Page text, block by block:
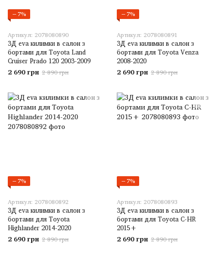
−7%
Артикул: 2078080890
3Д eva килимки в салон з
бортами для Toyota Land
Cruiser Prado 120 2003-2009
2 690 грн 2 890 грн
−7%
Артикул: 2078080891
3Д eva килимки в салон з
бортами для Toyota Venza
2008-2020
2 690 грн 2 890 грн
−7%
Артикул: 2078080892
3Д eva килимки в салон з
бортами для Toyota
Highlander 2014-2020
2 690 грн 2 890 грн
−7%
Артикул: 2078080893
3Д eva килимки в салон з
бортами для Toyota C-HR
2015+
2 690 грн 2 890 грн